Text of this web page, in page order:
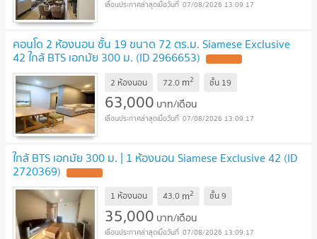
07/08/2026 13:09:17
คอนโด 2 ห้องนอน ชั้น 19 ขนาด 72 ตร.ม. Siamese Exclusive
42 ใกล้ BTS เอกมัย 300 ม. (ID 2966653)
2 ห้องนอน 72.0 m2 ชั้น 19
63,000 บาท/เดือน
07/08/2026 13:09:17
ใกล้ BTS เอกมัย 300 ม. | 1 ห้องนอน Siamese Exclusive 42 (ID
2720369)
1 ห้องนอน 43.0 m2 ชั้น9
35,000 บาท/เดือน
07/08/2026 13:09:17